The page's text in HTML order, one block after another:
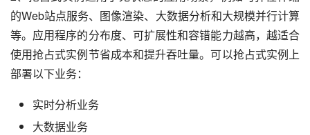
的Web站点服务、图像渲染、大数据分析和大规模并行计算
等。应用程序的分布度、可扩展性和容错能力越高，越适合
使用抢占式实例节省成本和提升吞吐量。可以抢占式实例上
部署以下业务：
实时分析业务
大数据业务